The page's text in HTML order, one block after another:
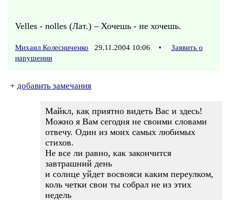
Velles - nolles (Лат.) – Хочешь - не хочешь.
Михаил Колесниченко 29.11.2004 10:06 •
Заявить о
нарушении
+ добавить замечания
Майкл, как приятно видеть Вас и здесь!
Можно я Вам сегодня не своими словами
отвечу. Один из моих самых любимых
стихов.
Не все ли равно, как закончится
завтрашний день
и солнце уйдет восвояси каким переулком,
коль четки свои ты собрал не из этих
недель